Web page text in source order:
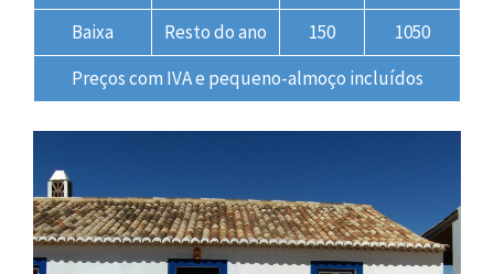
Baixa
Resto do ano 150
1050
Preços com IVA e pequeno-almoço incluídos